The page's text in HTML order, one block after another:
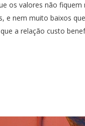
os valores não
e nem muito baixos
a relação custo